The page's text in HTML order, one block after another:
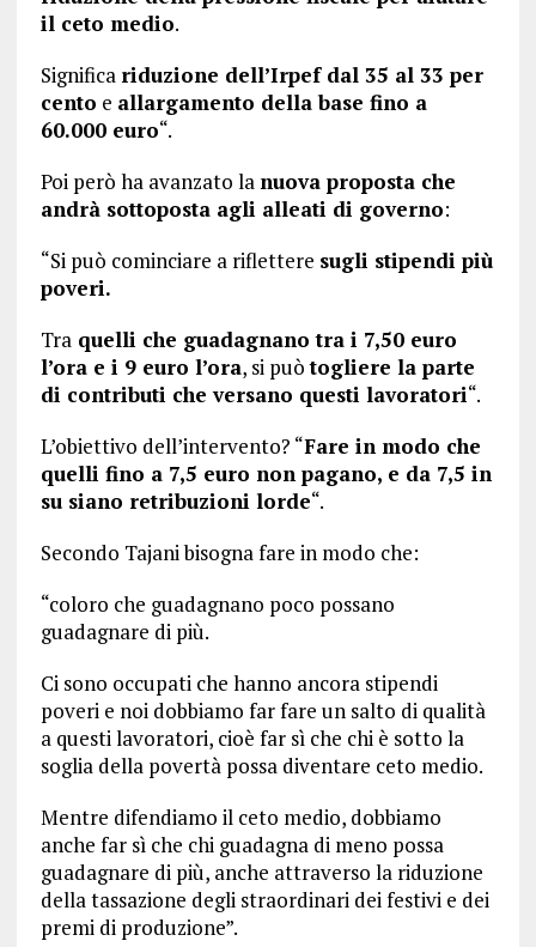
il ceto medio.
Significa riduzione dell’Irpef dal 35 al 33 per
cento e allargamento della base fino a
60.000 euro“.
Poi però ha avanzato la nuova proposta che
andrà sottoposta agli alleati di governo:
“Si può cominciare a riflettere sugli stipendi più
poveri.
Traquelli che guadagnano tra i 7,50 euro
l’ora e i 9 euro l’ora, si puòtogliere la parte
di contributi che versano questi lavoratori“.
L’obiettivo dell’intervento? “Fare in modo che
quelli fino a 7,5 euro non pagano, e da 7,5 in
su siano retribuzioni lorde“.
Secondo Tajani bisogna fare in modo che:
“coloro che guadagnano poco possano
guadagnare di più.
Ci sono occupati che hanno ancora stipendi
poveri e noi dobbiamo far fare un salto di qualità
a questi lavoratori, cioè far sì che chi è sotto la
soglia della povertà possa diventare ceto medio.
Mentre difendiamo il ceto medio, dobbiamo
anche far sì che chi guadagna di meno possa
guadagnare di più, anche attraverso la riduzione
della tassazione degli straordinari dei festivi e dei
premi di produzione”.